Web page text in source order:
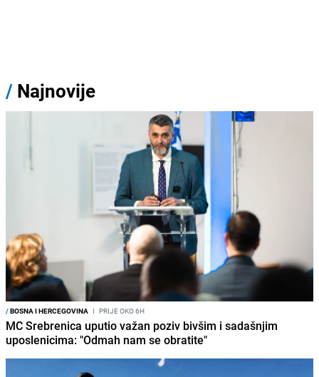
/ Najnovije
/BOSNA I HERCEGOVINA I PRIJE OKO 6H
MC Srebrenica uputio važan poziv bivšim i sadašnjim
uposlenicima: "Odmah nam se obratite"